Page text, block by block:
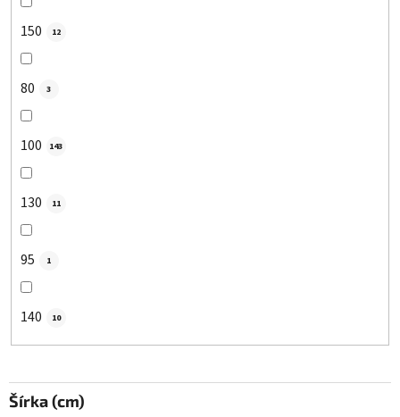
150 12
80 3
100 143
130 11
95 1
140 10
Šírka (cm)